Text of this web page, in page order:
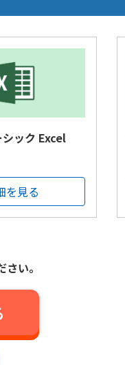
ック Excel
を見る
い。